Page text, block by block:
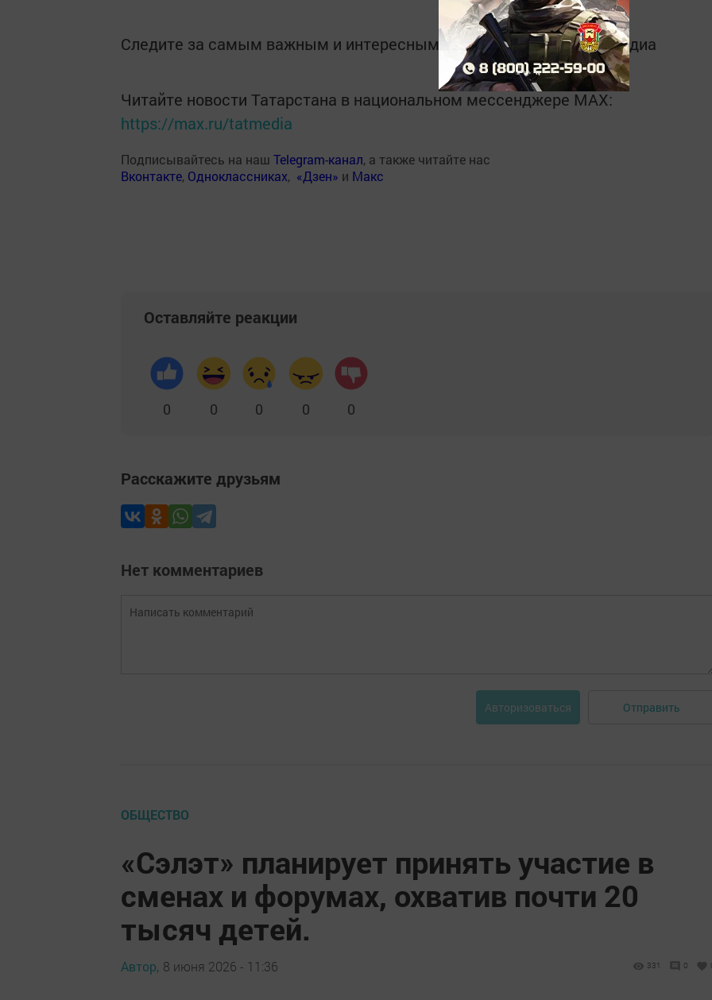
Следите за самым важным и интересным в Telegram-каналеТатмедиа
Читайте новости Татарстана в национальном мессенджере MАХ:
https://max.ru/tatmedia
Подписывайтесь на наш Telegram-канал, а также читайте нас
Вконтакте, Одноклассниках, «Дзен» и Макс
Оставляйте реакции
0 0 0 0 0
Расскажите друзьям
Нет комментариев
Авторизоваться Отправить
ОБЩЕСТВО
«Сэлэт» планирует принять участие в
сменах и форумах, охватив почти 20
тысяч детей.
Автор, 8 июня 2026 - 11:36 331 0